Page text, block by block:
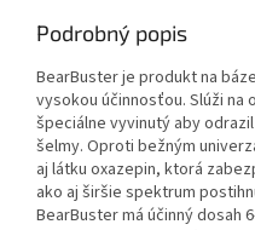
Podrobný popis
BearBuster je produkt na
vysokou účinnosťou. Slúži na
špeciálne vyvinutý aby
šelmy. Oproti bežným
aj látku oxazepin, ktorá
ako aj širšie spektrum
BearBuster má účinný dosah